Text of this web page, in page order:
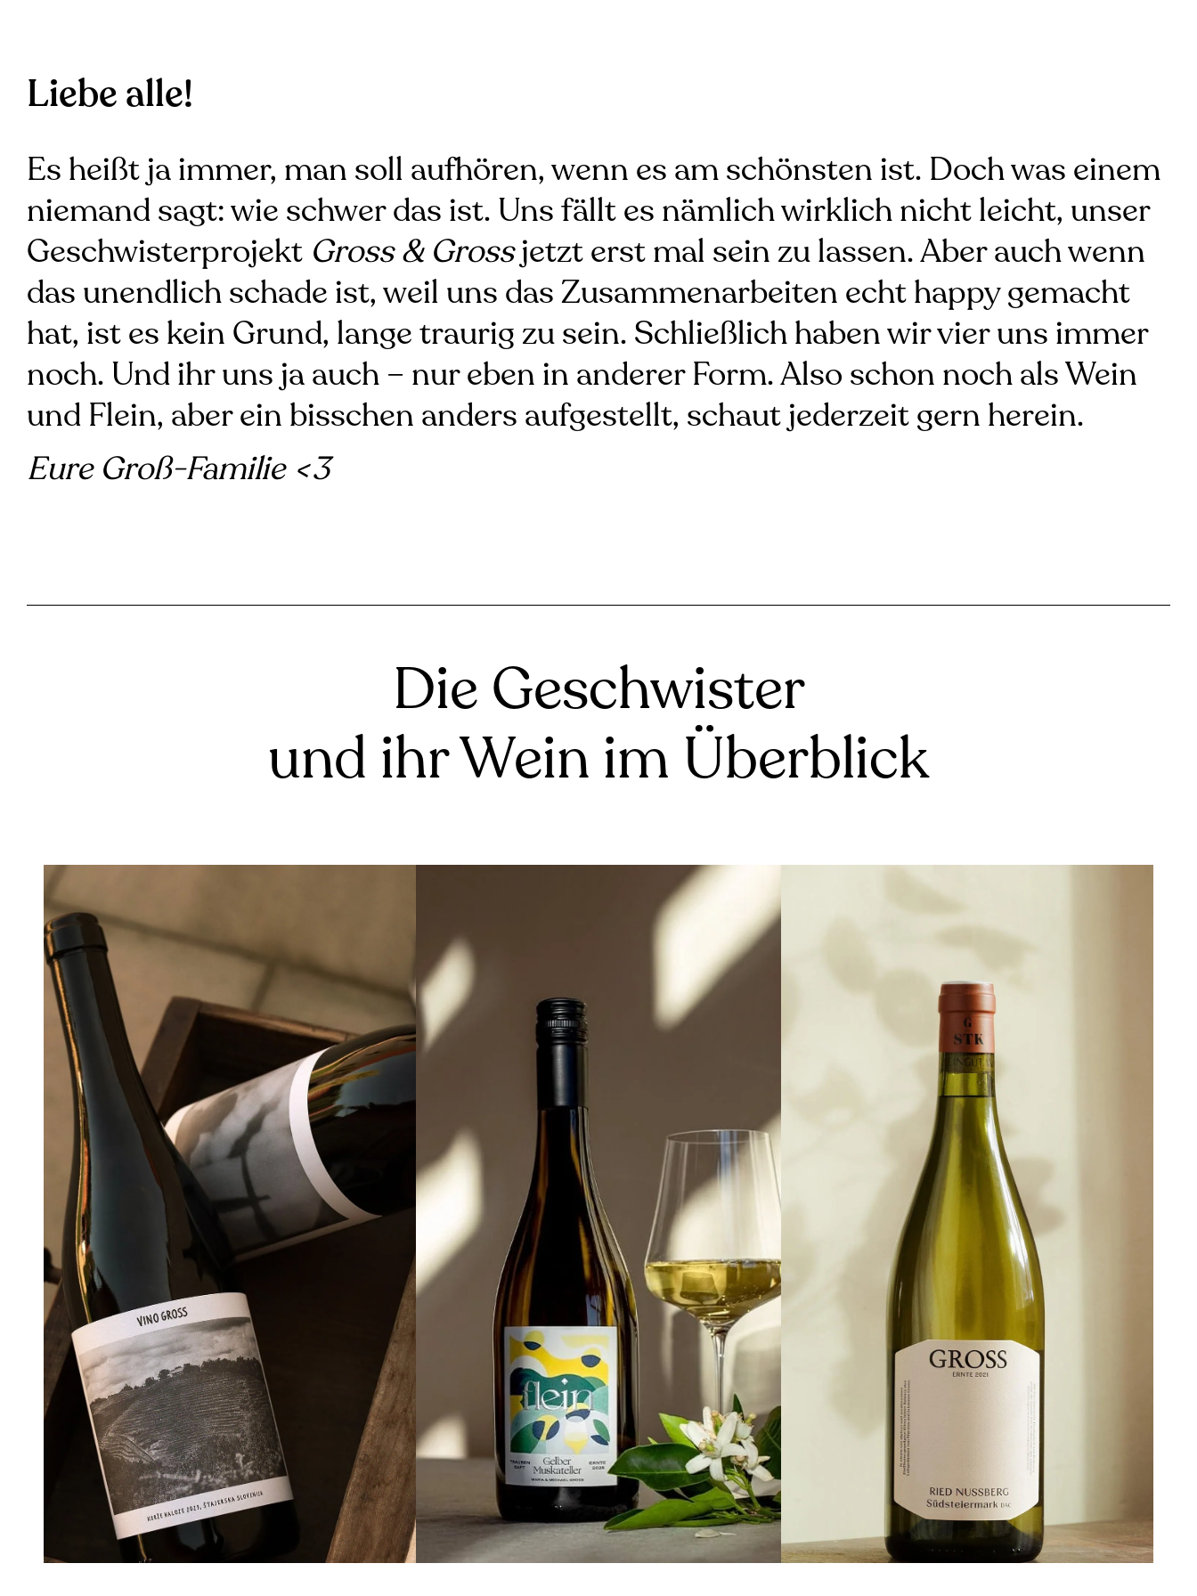
Liebe alle!
Es heißt ja immer, man soll aufhören, wenn es am schönsten ist. Doch was einem
niemand sagt: wie schwer das ist. Uns fällt es nämlich wirklich nicht leicht, unser
Geschwisterprojekt Gross & Grossjetzt erst mal sein zu lassen. Aber auch wenn
das unendlich schade ist, weil uns das Zusammenarbeiten echt happy gemacht
hat, ist es kein Grund, lange traurig zu sein. Schließlich haben wir vier uns immer
noch. Und ihr uns ja auch – nur eben in anderer Form. Also schon noch als Wein
und Flein, aber ein bisschen anders aufgestellt, schaut jederzeit gern herein.
Eure Groß-Familie <3
Die Geschwister
und ihr Wein im Überblick
Vino Gross
Hier geht’s zu Maria und Michaels Weingut
in Slowenien – und ihrem Onlineshop, in
dem es viel zu entdecken gibt: feinen Wein
und auch Flein. www.vinogross.com
Feeling Flein yet? Gönn dir sortenreine
Traubensäfte von Maria und Michael und
allen anderen Produzent:innen von Flein.
www.flein.net
Weingut Gross
Bei Martina und Johannes in der
Südsteiermark bekommt man elegante
Weißweine. Und jetzt drei mehr: Jakobi,
Mitzi und Bartholi gibt’s ab sofort dort.
www.gross.at